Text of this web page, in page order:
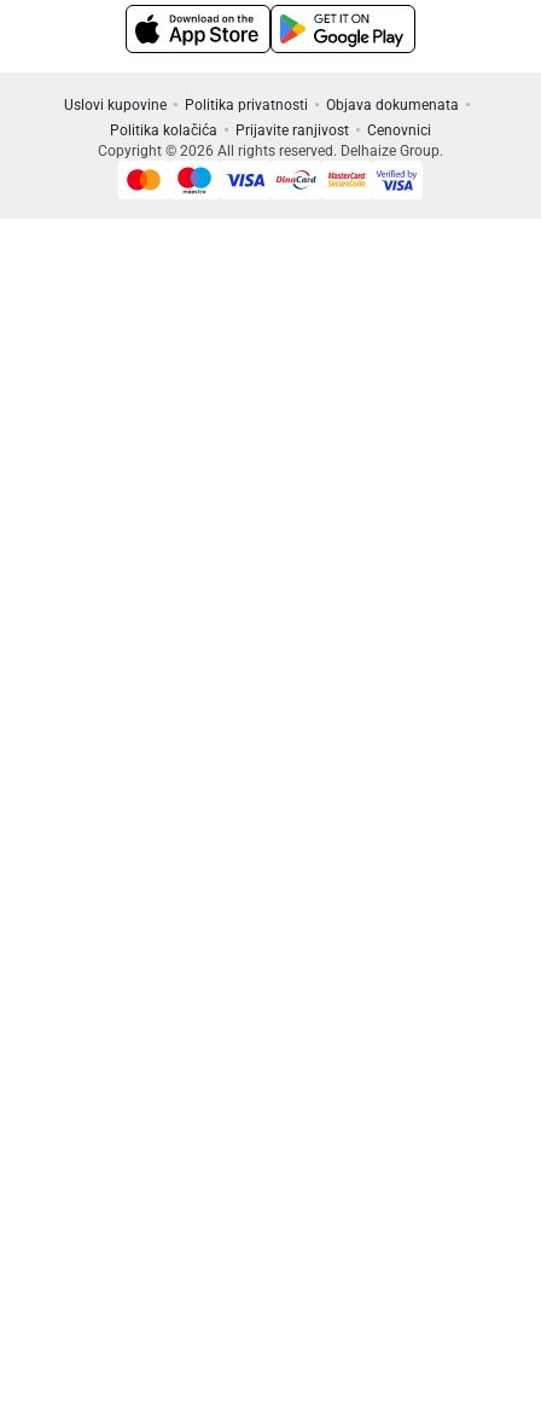
Uslovi kupovine Politika privatnosti
Objava dokumenata
Politika kolačića
Prijavite ranjivost
Cenovnici
Copyright © 2026 All rights reserved. Delhaize Group.